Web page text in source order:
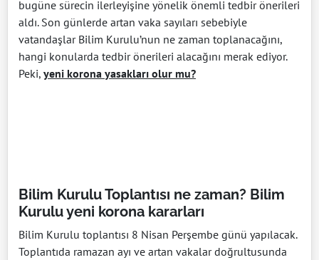
bugüne sürecin ilerleyişine yönelik önemli tedbir önerileri
aldı. Son günlerde artan vaka sayıları sebebiyle
vatandaşlar Bilim Kurulu’nun ne zaman toplanacağını,
hangi konularda tedbir önerileri alacağını merak ediyor.
Peki, yeni korona yasakları olur mu?
Bilim Kurulu Toplantısı ne zaman? Bilim
Kurulu yeni korona kararları
Bilim Kurulu toplantısı 8 Nisan Perşembe günü yapılacak.
Toplantıda ramazan ayı ve artan vakalar doğrultusunda